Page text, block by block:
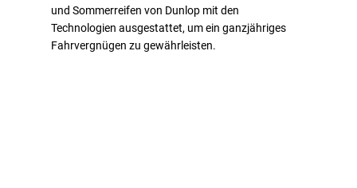
und Sommerreifen von Dunlop mit den
Technologien ausgestattet, um ein ganzjähriges
Fahrvergnügen zu gewährleisten.